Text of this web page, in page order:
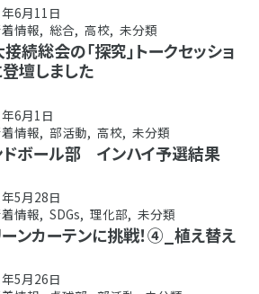
6月11日
情報, 総合, 高校, 未分類
続総会の「探究」トークセッショ
壇しました
6月1日
情報, 部活動, 高校, 未分類
ドボール部 インハイ予選結果
5月28日
情報, SDGs, 理化部, 未分類
ンカーテンに挑戦！④_植え替え
5月26日